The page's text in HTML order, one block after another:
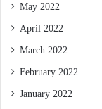
May 2022
April 2022
March 2022
February 2022
January 2022